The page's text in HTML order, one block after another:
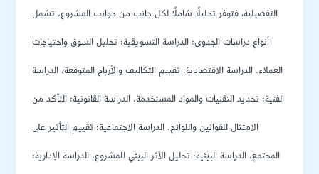
التفصيلية، فتوفر تحليلًا شاملًا لكل جانب من جوانب المشروع. تشمل
أنواع دراسات الجدوى: الدراسة التسويقية: تحليل السوق واحتياجات
العملاء. الدراسة الاقتصادية: تقييم التكاليف والأرباح المتوقعة. الدراسة
الفنية: تحديد التقنيات والمواد المستخدمة. الدراسة القانونية: التأكد من
الامتثال للقوانين واللوائح. الدراسة الاجتماعية: تقييم التأثير على
المجتمع. الدراسة البيئية: تحليل الأثر البيئي للمشروع. الدراسة الإدارية: